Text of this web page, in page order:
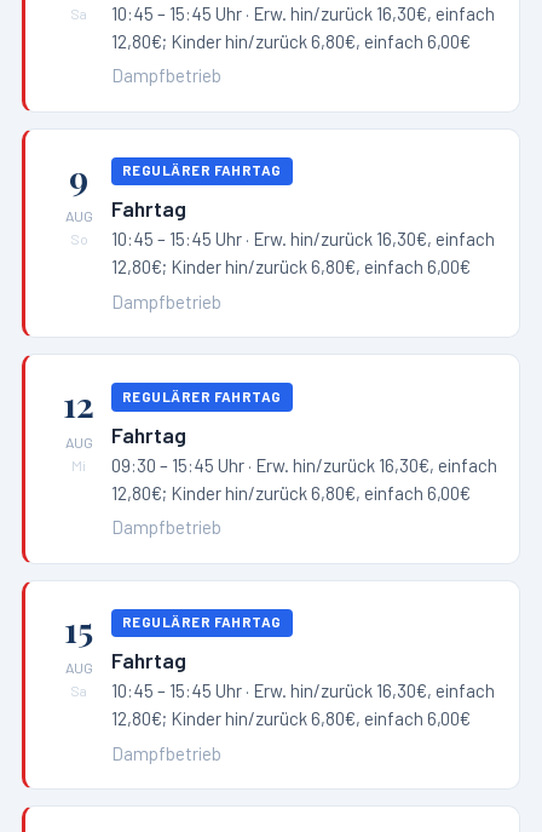
Sa
10:45 – 15:45 Uhr · Erw. hin/zurück 16,30€, einfach
12,80€; Kinder hin/zurück 6,80€, einfach 6,00€
Dampfbetrieb
9
AUG
So
REGULÄRER FAHRTAG
Fahrtag
10:45 – 15:45 Uhr · Erw. hin/zurück 16,30€, einfach
12,80€; Kinder hin/zurück 6,80€, einfach 6,00€
Dampfbetrieb
12
AUG
Mi
REGULÄRER FAHRTAG
Fahrtag
09:30 – 15:45 Uhr · Erw. hin/zurück 16,30€, einfach
12,80€; Kinder hin/zurück 6,80€, einfach 6,00€
Dampfbetrieb
15
AUG
Sa
REGULÄRER FAHRTAG
Fahrtag
10:45 – 15:45 Uhr · Erw. hin/zurück 16,30€, einfach
12,80€; Kinder hin/zurück 6,80€, einfach 6,00€
Dampfbetrieb